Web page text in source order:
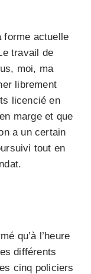
forme actuelle
travail de
moi, ma
librement
licencié en
marge et que
a un certain
tout en
qu’à l’heure
différents
cinq policiers